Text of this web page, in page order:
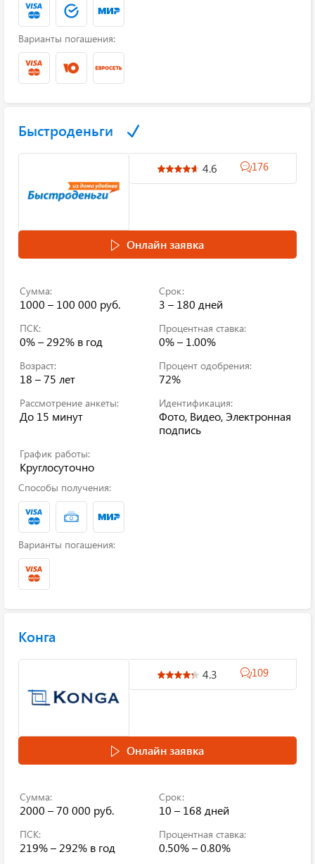
Варианты погашения:
Быстроденьги
4.6 176
Онлайн заявка
Сумма:
1000 – 100 000 руб.
Срок:
3 – 180 дней
ПСК:
0% – 292% в год
Процентная ставка:
0% – 1.00%
Возраст:
18 – 75 лет
Процент одобрения:
72%
Рассмотрение анкеты:
До 15 минут
Идентификация:
Фото, Видео, Электронная
подпись
График работы:
Круглосуточно
Способы получения:
Варианты погашения:
Конга
4.3 109
Онлайн заявка
Сумма:
2000 – 70 000 руб.
Срок:
10 – 168 дней
ПСК:
219% – 292% в год
Процентная ставка:
0.50% – 0.80%